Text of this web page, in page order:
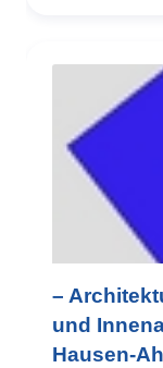
–
und
Hausen-